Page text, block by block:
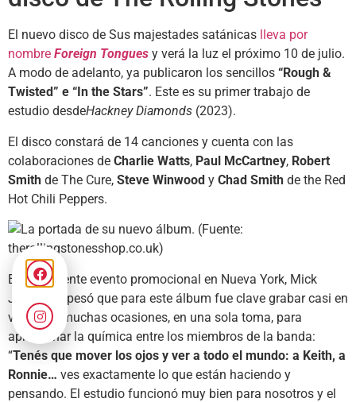
El nuevo disco de Sus majestades satánicas
lleva por
nombre Foreign Tongues y verá la luz el próximo 10 de julio.
A modo de adelanto, ya publicaron los sencillos “Rough &
Twisted” e “In the Stars”. Este es su primer trabajo de
estudio desdeHackney Diamonds (2023).
El disco constará de 14 canciones y cuenta con las
colaboraciones de Charlie Watts, Paul McCartney, Robert
Smith de The Cure, Steve Winwood y Chad Smith de the Red
Hot Chili Peppers.
En un reciente evento promocional en Nueva York, Mick
Jagger exrpesó que para este álbum fue clave grabar casi en
vivo y, en muchas ocasiones, en una sola toma, para
aprovechar la química entre los miembros de la banda:
“Tenés que mover los ojos y ver a todo el mundo: a Keith, a
Ronnie… ves exactamente lo que están haciendo y
pensando. El estudio funcionó muy bien para nosotros y el